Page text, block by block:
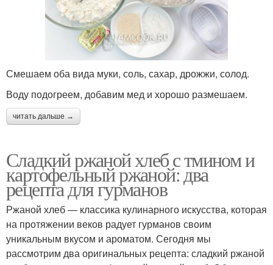
Смешаем оба вида муки, соль, сахар, дрожжи, солод.
Воду подогреем, добавим мед и хорошо размешаем.
читать дальше →
Сладкий ржаной хлеб с тмином и
картофельный ржаной: два
рецепта для гурманов
Ржаной хлеб — классика кулинарного искусства, которая
на протяжении веков радует гурманов своим
уникальным вкусом и ароматом. Сегодня мы
рассмотрим два оригинальных рецепта: сладкий ржаной